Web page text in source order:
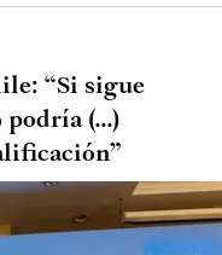
“Si sigue
podría (...)